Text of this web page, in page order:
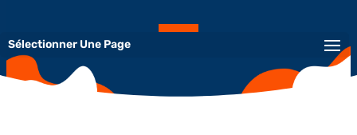
Sélectionner Une Page